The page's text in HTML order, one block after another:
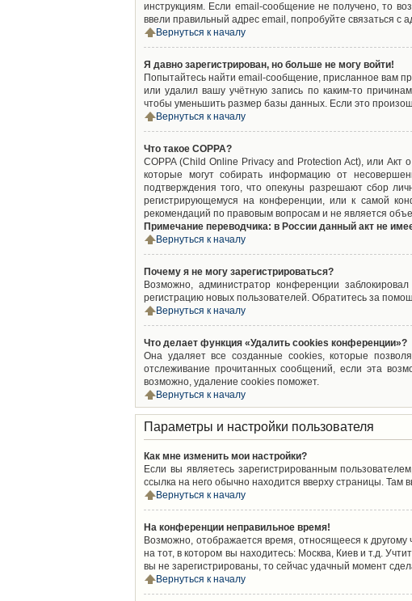
инструкциям. Если email-сообщение не получено, то
ввели правильный адрес email, попробуйте связаться с
Вернуться к началу
Я давно зарегистрирован, но больше не могу войти!
Попытайтесь найти email-сообщение, присланное вам
или удалил вашу учётную запись по каким-то
чтобы уменьшить размер базы данных. Если это
Вернуться к началу
Что такое COPPA?
COPPA (Child Online Privacy and Protection Act), или
которые могут собирать информацию от
подтверждения того, что опекуны разрешают сбор
регистрирующемуся на конференции, или к самой
рекомендаций по правовым вопросам и не является
Примечание переводчика: в России данный акт не
Вернуться к началу
Почему я не могу зарегистрироваться?
Возможно, администратор конференции
регистрацию новых пользователей. Обратитесь за
Вернуться к началу
Что делает функция «Удалить cookies конференции»?
Она удаляет все созданные cookies, которые
отслеживание прочитанных сообщений, если эта
возможно, удаление cookies поможет.
Вернуться к началу
Параметры и настройки пользователя
Как мне изменить мои настройки?
Если вы являетесь зарегистрированным
ссылка на него обычно находится вверху страницы. Там
Вернуться к началу
На конференции неправильное время!
Возможно, отображается время, относящееся к другому
на тот, в котором вы находитесь: Москва, Киев и т.д.
вы не зарегистрированы, то сейчас удачный момент
Вернуться к началу